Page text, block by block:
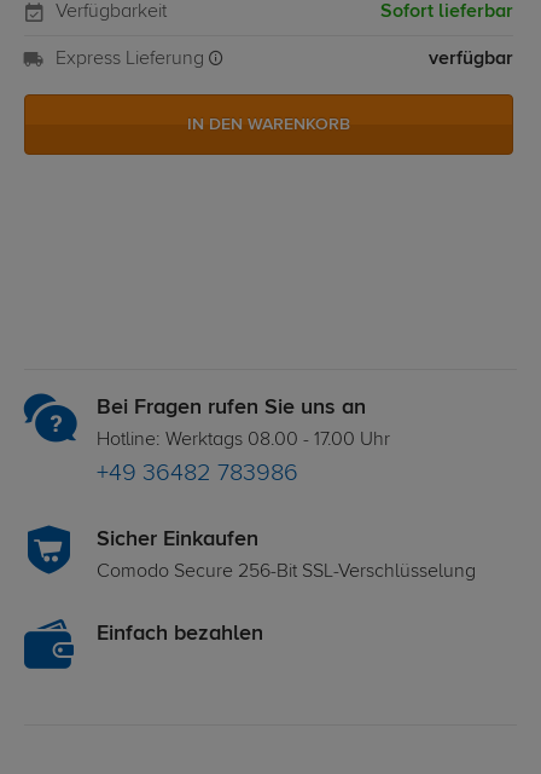
Verfügbarkeit Sofort lieferbar
Express Lieferung verfügbar
IN DEN WARENKORB
Bei Fragen rufen Sie uns an
Hotline: Werktags 08.00 - 17.00 Uhr
+49 36482 783986
Sicher Einkaufen
Comodo Secure 256-Bit SSL-Verschlüsselung
Einfach bezahlen